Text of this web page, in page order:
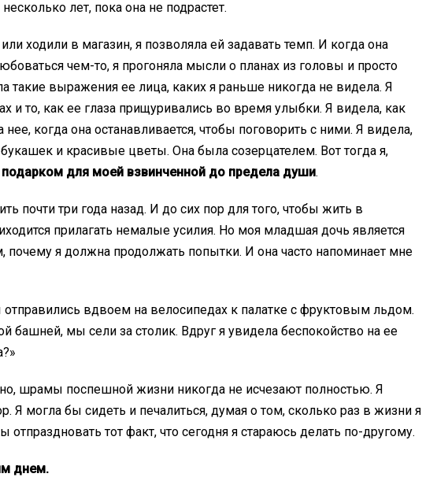
лет, пока она не подрастет.
ходили в магазин, я позволяла ей задавать темп. И когда она
чем-то, я прогоняла мысли о планах из головы и просто
такие выражения ее лица, каких я раньше никогда не видела. Я
и то, как ее глаза прищуривались во время улыбки. Я видела, как
когда она останавливается, чтобы поговорить с ними. Я видела,
и красивые цветы. Она была созерцателем. Вот тогда я,
для моей взвинченной до предела души.
почти три года назад. И до сих пор для того, чтобы жить в
прилагать немалые усилия. Но моя младшая дочь является
я должна продолжать попытки. И она часто напоминает мне
вдвоем на велосипедах к палатке с фруктовым льдом.
башней, мы сели за столик. Вдруг я увидела беспокойство на ее
шрамы поспешной жизни никогда не исчезают полностью. Я
Я могла бы сидеть и печалиться, думая о том, сколько раз в жизни я
отпраздновать тот факт, что сегодня я стараюсь делать по-другому.
днем.